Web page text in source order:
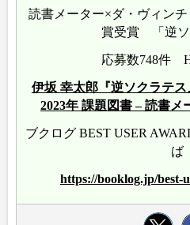
読書メーター×ダ・ヴィン
賞受賞 「逆ソ
応募数748件
伊坂 幸太郎『逆ソクラテ
2023年 課題図書 – 読書メ
ブクログ BEST USER
ば
https://booklog.jp/best-